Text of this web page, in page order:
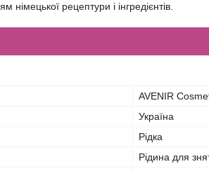
німецької рецептури і інгредієнтів.
AVENIR
Україна
Рідка
Рідина для